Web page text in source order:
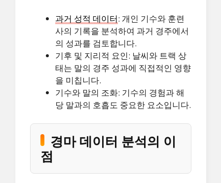
과거 성적 데이터: 개인 기수와 훈련
사의 기록을 분석하여 과거 경주에서
의 성과를 검토합니다.
기후 및 지리적 요인: 날씨와 트랙 상
태는 말의 경주 성과에 직접적인 영향
을 미칩니다.
기수와 말의 조화: 기수의 경험과 해
당 말과의 호흡도 중요한 요소입니다.
경마 데이터 분석의 이
점